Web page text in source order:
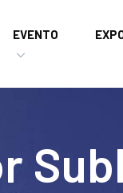
EVENTO